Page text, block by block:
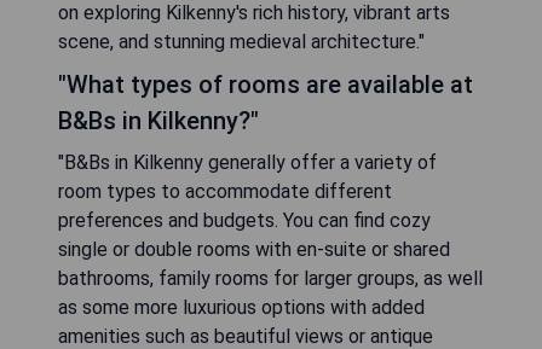
on exploring Kilkenny's rich history, vibrant arts
scene, and stunning medieval architecture."
"What types of rooms are available at
B&Bs in Kilkenny?"
"B&Bs in Kilkenny generally offer a variety of
room types to accommodate different
preferences and budgets. You can find cozy
single or double rooms with en-suite or shared
bathrooms, family rooms for larger groups, as well
as some more luxurious options with added
amenities such as beautiful views or antique